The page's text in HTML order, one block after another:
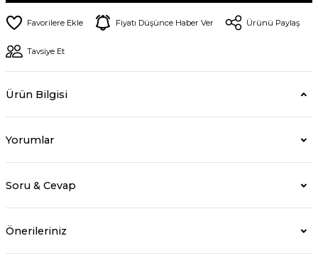
Fiyatı Düşünce Haber Ver Ürünü Paylaş
Tavsiye Et
Ürün Bilgisi
Yorumlar
Soru & Cevap
Önerileriniz